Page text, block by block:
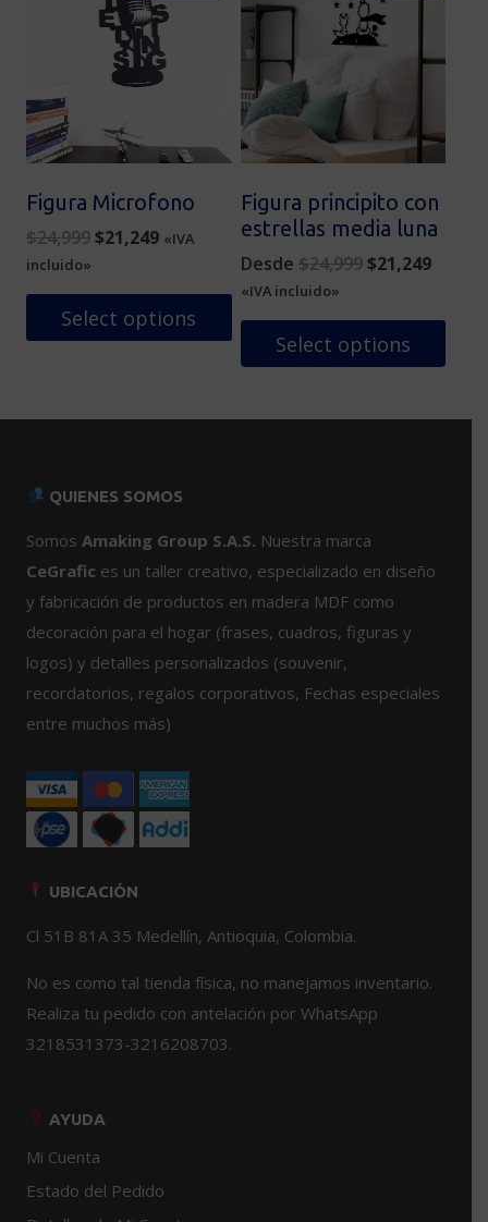
opciones
se
pueden
elegir
la
página
de
producto
múltiples
variantes.
Las
opciones
se
pueden
elegir
en
la
de
producto
Figura Microfono
$24,999Original
was:
$24,999.
$21,249Current
is:
$21,249.
«IVA
incluido»
Select options
Figura principito con
estrellas media luna
Desde $24,999 Original
was:
$24,999.
$21,249
is:
«IVA incluido»
Select options
opciones
pueden
elegir
en
la
página
QUIENES SOMOS
Somos Amaking Group S.A.S. Nuestra marca
CeGrafic es un taller creativo, especializado en diseño
y fabricación de productos en madera MDF como
decoración para el hogar (frases, cuadros, figuras y
logos) y detalles personalizados (souvenir,
recordatorios, regalos corporativos, Fechas especiales
entre muchos más)
UBICACIÓN
Cl 51B 81A 35 Medellín, Antioquia, Colombia.
No es como tal tienda física, no manejamos inventario.
Realiza tu pedido con antelación por WhatsApp
3218531373-3216208703.
AYUDA
Mi Cuenta
Estado del Pedido